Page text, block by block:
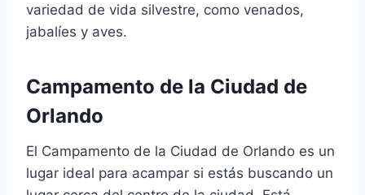
variedad de vida silvestre, como venados,
jabalíes y aves.
Campamento de la Ciudad de
Orlando
El Campamento de la Ciudad de Orlando es un
lugar ideal para acampar si estás buscando un